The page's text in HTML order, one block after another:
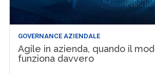
GOVERNANCE AZIENDALE
Agile in azienda, quando il
funziona davvero